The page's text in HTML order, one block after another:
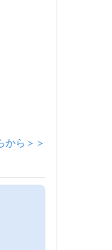
から＞＞